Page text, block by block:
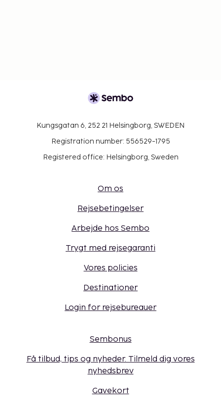
Kungsgatan 6, 252 21 Helsingborg, SWEDEN
Registration number: 556529-1795
Registered office: Helsingborg, Sweden
Om os
Rejsebetingelser
Arbejde hos Sembo
Trygt med rejsegaranti
Vores policies
Destinationer
Login for rejsebureauer
Sembonus
Få tilbud, tips og nyheder. Tilmeld dig vores
nyhedsbrev
Gavekort